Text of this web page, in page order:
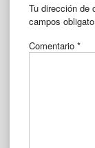
Tu dirección de
campos
Comentario *